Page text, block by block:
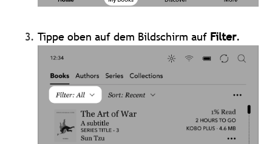
Tippe oben auf dem Bildschirm auf Filter.